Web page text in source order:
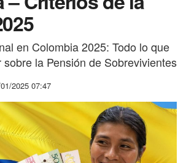
en Colombia 2025: Todo lo que
la Pensión de Sobrevivientes
2025 07:47